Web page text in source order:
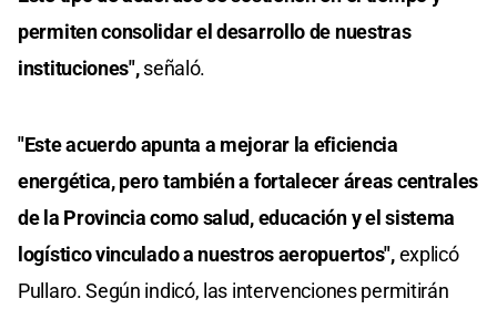
permiten consolidar el desarrollo de nuestras
instituciones",señaló.
"Este acuerdo apunta a mejorar la eficiencia
energética, pero también a fortalecer áreas centrales
de la Provincia como salud, educación y el sistema
logístico vinculado a nuestros aeropuertos",explicó
Pullaro. Según indicó, las intervenciones permitirán